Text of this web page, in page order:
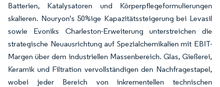
Batterien, Katalysatoren und Körperpflegeformulierungen
skalieren. Nouryon's 50%ige Kapazitätssteigerung bei Levasil
sowie Evoniks Charleston-Erweiterung unterstreichen die
strategische Neuausrichtung auf Spezialchemikalien mit EBIT-
Margen über dem industriellen Massenbereich. Glas, Gießerei,
Keramik und Filtration vervollständigen den Nachfragestapel,
wobei jeder Bereich von inkrementellen technischen